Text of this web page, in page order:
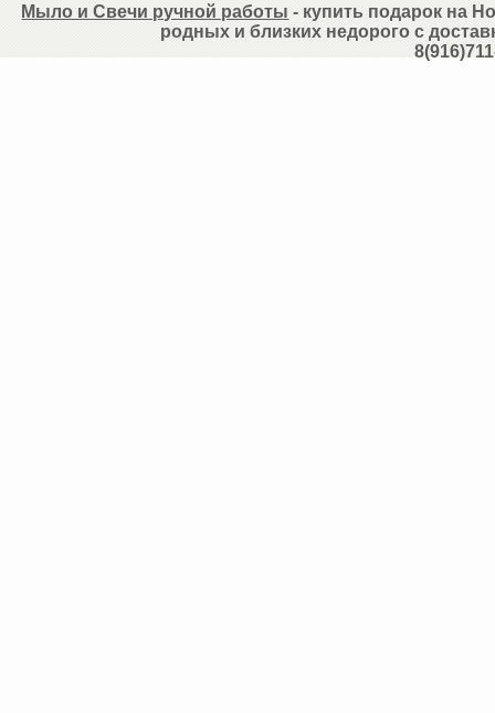
Мыло и Свечи ручной работы - купить подарок на
родных и близких недорого с